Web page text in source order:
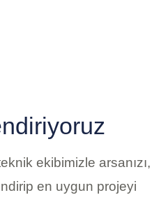
ekibimizle arsanızı,
en uygun projeyi